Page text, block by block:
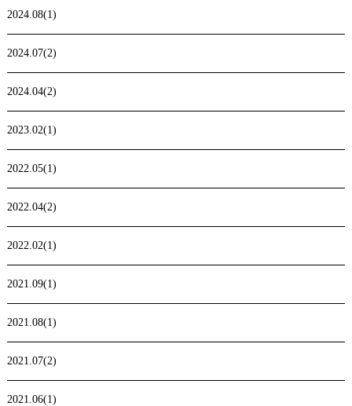
2024.08(1)
2024.07(2)
2024.04(2)
2023.02(1)
2022.05(1)
2022.04(2)
2022.02(1)
2021.09(1)
2021.08(1)
2021.07(2)
2021.06(1)